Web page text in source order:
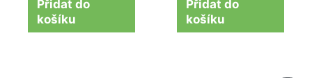
Přidat do
košíku
Přidat do
košíku